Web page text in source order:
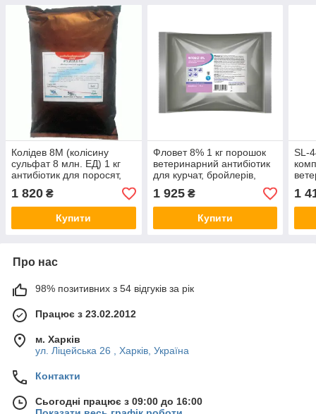
Колідев 8М (колісину
сульфат 8 млн. ЕД) 1 кг
антибіотик для поросят,
птиці та КРС
1 820 ₴
Купити
Фловет 8% 1 кг порошок
ветеринарний антибіотик
для курчат, бройлерів,
індит і поросять
1 925₴
Купити
SL-
для
1
Про нас
98% позитивних з 54 відгуків за рік
Працює з 23.02.2012
м. Харків
ул. Ліцейська 26 , Харків, Україна
Контакти
Сьогодні працює з 09:00 до 16:00